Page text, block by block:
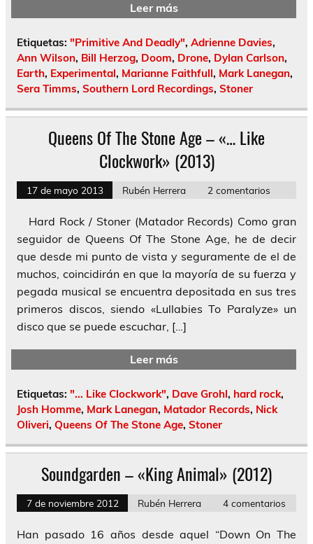
Leer más
Etiquetas: "Primitive And Deadly", Adrienne Davies,
Ann Wilson, Bill Herzog, Doom, Drone, Dylan Carlson,
Earth, Experimental, Marianne Faithfull, Mark Lanegan,
Sera Timms, Southern Lord Recordings, Stoner
Queens Of The Stone Age – «… Like
Clockwork» (2013)
17 de mayo 2013 Rubén Herrera 2 comentarios
Hard Rock / Stoner (Matador Records) Como gran
seguidor de Queens Of The Stone Age, he de decir
que desde mi punto de vista y seguramente de el de
muchos, coincidirán en que la mayoría de su fuerza y
pegada musical se encuentra depositada en sus tres
primeros discos, siendo «Lullabies To Paralyze» un
disco que se puede escuchar, […]
Leer más
Etiquetas: "... Like Clockwork", Dave Grohl, hard rock,
Josh Homme, Mark Lanegan, Matador Records, Nick
Oliveri, Queens Of The Stone Age, Stoner
Soundgarden – «King Animal» (2012)
7 de noviembre 2012 Rubén Herrera 4 comentarios
Han pasado 16 años desde aquel “Down On The